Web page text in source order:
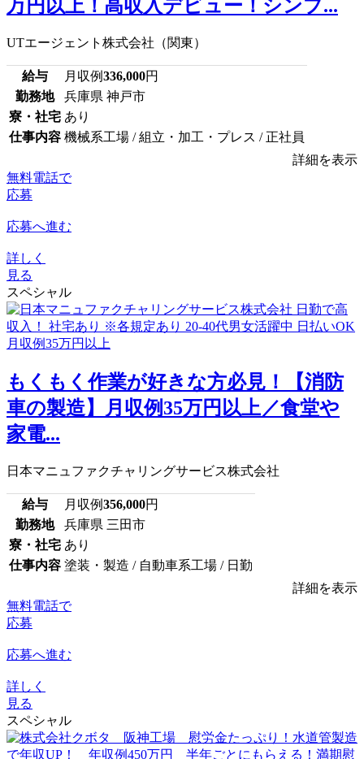
万円以上！高収入デビュー！シンプ...
UTエージェント株式会社（関東）
給与 月収例336,000円
勤務地
兵庫県 神戸市
寮・社宅 あり
仕事内容 機械系工場 / 組立・加工・プレス / 正社員
詳細を表示
無料電話で
応募
応募へ進む
詳しく
見る
スペシャル
もくもく作業が好きな方必見！【消防
車の製造】月収例35万円以上／食堂や
家電...
日本マニュファクチャリングサービス株式会社
給与 月収例356,000円
勤務地
兵庫県 三田市
寮・社宅 あり
仕事内容 塗装・製造 / 自動車系工場 / 日勤
詳細を表示
無料電話で
応募
応募へ進む
詳しく
見る
スペシャル